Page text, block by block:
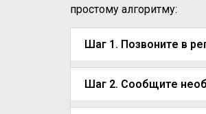
простому алгоритму:
Шаг 1. Позвоните в
Шаг 2. Сообщите